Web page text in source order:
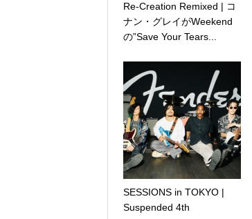
Re-Creation Remixed | コ
ナン・グレイがWeekend
の”Save Your Tears...
SESSIONS in TOKYO |
Suspended 4th